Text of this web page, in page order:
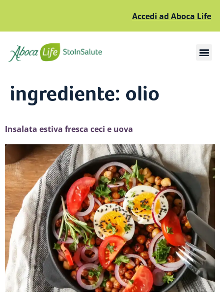
Accedi ad Aboca Life
ingrediente: olio
Insalata estiva fresca ceci e uova